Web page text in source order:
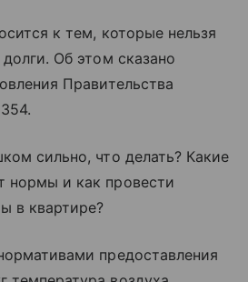
к тем, которые нельзя
Об этом сказано
Правительства
сильно, что делать? Какие
нормы и как провести
в квартире?
предоставления